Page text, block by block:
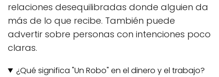
relaciones desequilibradas donde alguien da
más de lo que recibe. También puede
advertir sobre personas con intenciones poco
claras.
¿Qué significa "Un Robo" en el dinero y el trabajo?